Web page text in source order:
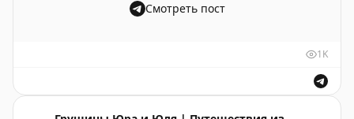
Смотреть пост
1K